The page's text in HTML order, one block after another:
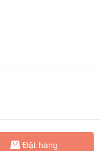
Đặt hàng